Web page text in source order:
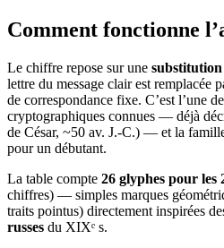
Comment fonctionne
Le chiffre repose sur une
lettre du message clair est remplacée
de correspondance fixe. C’est l’une
cryptographiques connues — déjà
de César, ~50 av. J.-C.) — et la
pour un débutant.
La table compte 26 glyphes pour les
chiffres) — simples marques
traits pointus) directement inspirées
russes du XIXᵉ s.